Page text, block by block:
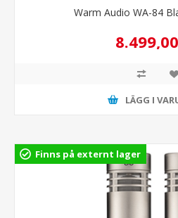
Warm Audio WA-84
LÄGG I
Finns på externt lager